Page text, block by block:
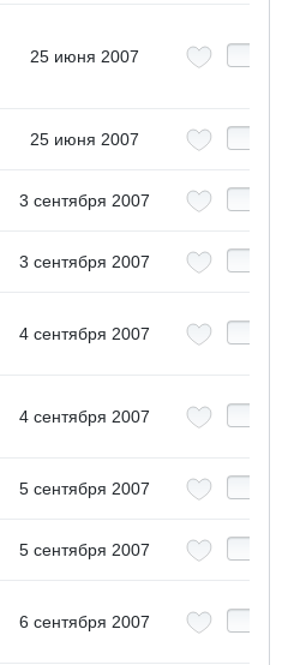
25 июня 2007
25 июня 2007
3 сентября 2007
3 сентября 2007
4 сентября 2007
4 сентября 2007
5 сентября 2007
5 сентября 2007
6 сентября 2007